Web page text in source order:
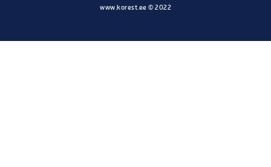
www.korest.ee © 2022